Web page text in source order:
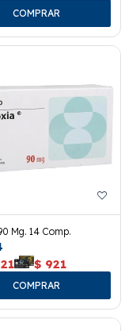
Mg. 14 Comp.
$ 921